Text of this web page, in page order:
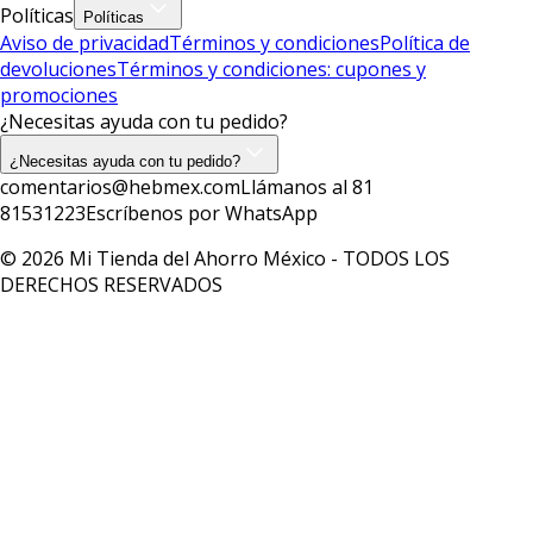
Políticas
Políticas
Aviso de privacidadTérminos y condicionesPolítica de
devolucionesTérminos y condiciones: cupones y
promociones
¿Necesitas ayuda con tu pedido?
¿Necesitas ayuda con tu pedido?
comentarios@hebmex.comLlámanos al 81
81531223Escríbenos por WhatsApp
© 2026 Mi Tienda del Ahorro México - TODOS LOS
DERECHOS RESERVADOS